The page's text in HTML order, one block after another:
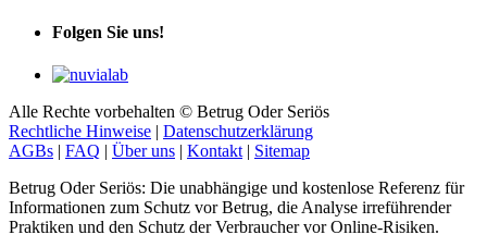
Folgen Sie uns!
Alle Rechte vorbehalten © Betrug Oder Seriös
Rechtliche Hinweise | Datenschutzerklärung
AGBs | FAQ | Über uns | Kontakt | Sitemap
Betrug Oder Seriös: Die unabhängige und kostenlose Referenz für
Informationen zum Schutz vor Betrug, die Analyse irreführender
Praktiken und den Schutz der Verbraucher vor Online-Risiken.